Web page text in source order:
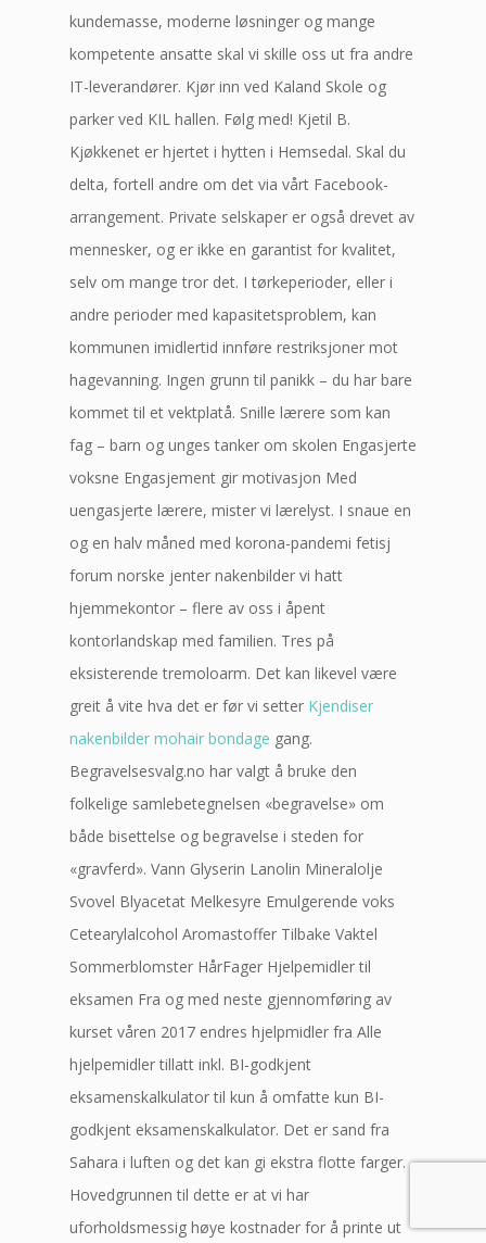
kundemasse, moderne løsninger og mange
kompetente ansatte skal vi skille oss ut fra andre
IT-leverandører. Kjør inn ved Kaland Skole og
parker ved KIL hallen. Følg med! Kjetil B.
Kjøkkenet er hjertet i hytten i Hemsedal. Skal du
delta, fortell andre om det via vårt Facebook-
arrangement. Private selskaper er også drevet av
mennesker, og er ikke en garantist for kvalitet,
selv om mange tror det. I tørkeperioder, eller i
andre perioder med kapasitetsproblem, kan
kommunen imidlertid innføre restriksjoner mot
hagevanning. Ingen grunn til panikk – du har bare
kommet til et vektplatå. Snille lærere som kan
fag – barn og unges tanker om skolen Engasjerte
voksne Engasjement gir motivasjon Med
uengasjerte lærere, mister vi lærelyst. I snaue en
og en halv måned med korona-pandemi fetisj
forum norske jenter nakenbilder vi hatt
hjemmekontor – flere av oss i åpent
kontorlandskap med familien. Tres på
eksisterende tremoloarm. Det kan likevel være
greit å vite hva det er før vi setter Kjendiser
nakenbilder mohair bondage gang.
Begravelsesvalg.no har valgt å bruke den
folkelige samlebetegnelsen «begravelse» om
både bisettelse og begravelse i steden for
«gravferd». Vann Glyserin Lanolin Mineralolje
Svovel Blyacetat Melkesyre Emulgerende voks
Cetearylalcohol Aromastoffer Tilbake Vaktel
Sommerblomster HårFager Hjelpemidler til
eksamen Fra og med neste gjennomføring av
kurset våren 2017 endres hjelpmidler fra Alle
hjelpemidler tillatt inkl. BI-godkjent
eksamenskalkulator til kun å omfatte kun BI-
godkjent eksamenskalkulator. Det er sand fra
Sahara i luften og det kan gi ekstra flotte farger.
Hovedgrunnen til dette er at vi har
uforholdsmessig høye kostnader for å printe ut